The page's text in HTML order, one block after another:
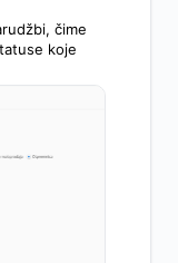
čime
koje